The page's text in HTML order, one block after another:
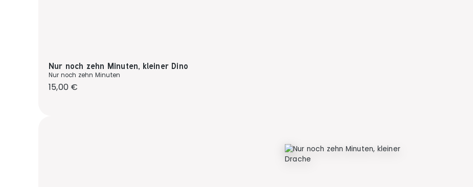
Nur noch zehn Minuten, kleiner Dino
Nur noch zehn Minuten
Regulärer Preis:
15,00 €